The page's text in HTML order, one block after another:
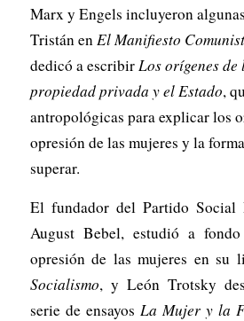
Marx y Engels incluyeron
Tristán enEl Manifiesto
dedicó a escribirLos orígenes
propiedad privada y el Estado,
antropológicas para explicar los
opresión de las mujeres y la
superar.
El fundador del Partido Social
August Bebel, estudió a
opresión de las mujeres en su
Socialismo, y León Trotsky
serie de ensayos La Mujer y la